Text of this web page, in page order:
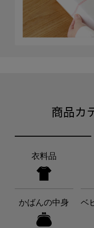
商品カ
衣料品
かばんの中身 ベ